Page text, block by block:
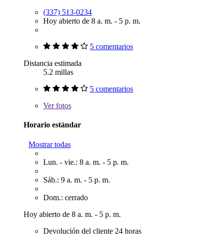
(337) 513-0234
Hoy abierto de 8 a. m. - 5 p. m.
5 comentarios
Distancia estimada
5.2 millas
5 comentarios
Verfotos
Horario estándar
Mostrar todas
Lun. - vie.: 8 a. m. - 5 p. m.
Sáb.: 9 a. m. - 5 p. m.
Dom.: cerrado
Hoy abierto de 8 a. m. - 5 p. m.
Devolución del cliente 24 horas